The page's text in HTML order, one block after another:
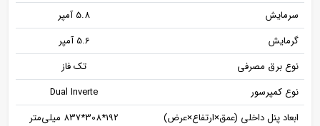
سرمایش
5.8 آمپر
گرمایش
5.6 آمپر
نوع برق مصرفی
تک‌ فاز
نوع کمپرسور
Dual Inverte
ابعاد پنل داخلی (عمق×ارتفاع×عرض)
192*308*837 میلی‌متر